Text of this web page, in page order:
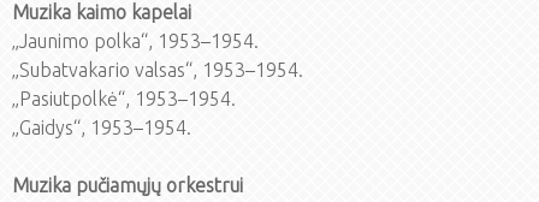
Muzika kaimo kapelai
„Jaunimo polka“, 1953–1954.
„Subatvakario valsas“, 1953–1954.
„Pasiutpolkė“, 1953–1954.
„Gaidys“, 1953–1954.
Muzika pučiamųjų orkestrui